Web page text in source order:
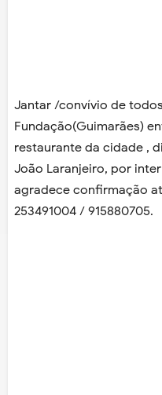
Jantar /convívio de
Fundação(Guimarães)
restaurante da cidade ,
João Laranjeiro, por
agradece confirmação
253491004 / 915880705.